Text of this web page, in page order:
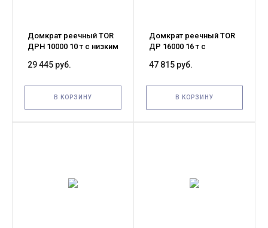
Домкрат реечный TOR
ДРН 10000 10 т с низким
обрезиненной ручкой
29 445 руб.
В КОРЗИНУ
Домкрат реечный TOR
ДР 16000 16 т с
47 815 руб.
В КОРЗИНУ